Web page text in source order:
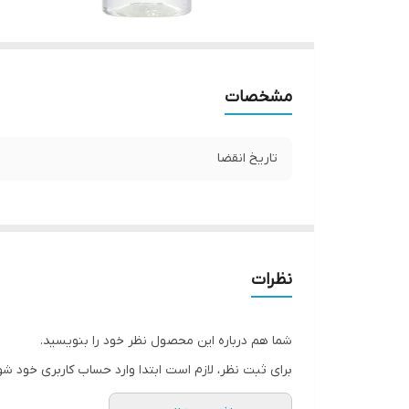
مشخصات
تاریخ انقضا
نظرات
شما هم درباره این محصول نظر خود را بنویسید.
برای ثبت نظر، لازم است ابتدا وارد حساب کاربری خود